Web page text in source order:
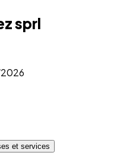
sprl
et services